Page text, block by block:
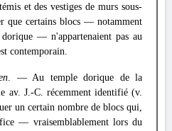
et des vestiges de murs sous-
que certains blocs — notamment
— n'appartenaient pas au
contemporain.
. — Au temple dorique de la
av. J.-C. récemment identifié (v.
un certain nombre de blocs qui,
— vraisemblablement lors du